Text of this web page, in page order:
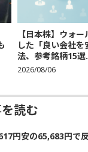
【日本株】ウォ
した「良い会社
法、参考銘柄15選
2026/08/06
読む
617円安の65,683円